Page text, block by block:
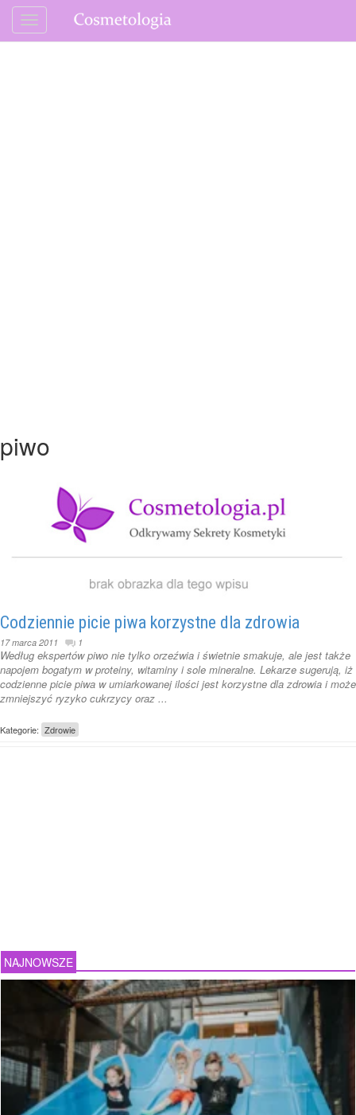
piwo
Codziennie picie piwa korzystne dla zdrowia
17 marca 2011 1
Według ekspertów piwo nie tylko orzeźwia i świetnie smakuje, ale jest także
napojem bogatym w proteiny, witaminy i sole mineralne. Lekarze sugerują, iż
codzienne picie piwa w umiarkowanej ilości jest korzystne dla zdrowia i może
zmniejszyć ryzyko cukrzycy oraz ...
Kategorie: Zdrowie
NAJNOWSZE